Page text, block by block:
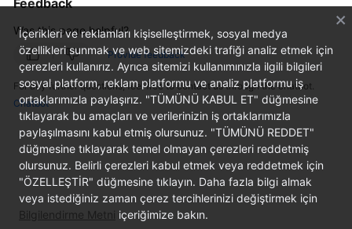
User
Guide
Best
Practices
Performance
White
Paper
Feedback
Was this page helpful?
Provide feedback
For any further questions, feel free to contact us through the chatbot.
Chatbot
İçerikleri ve reklamları kişiselleştirmek, sosyal medya
özellikleri sunmak ve web sitemizdeki trafiği analiz etmek için
çerezleri kullanırız. Ayrıca sitemizi kullanımınızla ilgili bilgileri
sosyal platform, reklam platformu ve analiz platformu iş
ortaklarımızla paylaşırız. "TÜMÜNÜ KABUL ET" düğmesine
tıklayarak bu amaçları ve verilerinizin iş ortaklarımızla
paylaşılmasını kabul etmiş olursunuz. "TÜMÜNÜ REDDET"
düğmesine tıklayarak temel olmayan çerezleri reddetmiş
olursunuz. Belirli çerezleri kabul etmek veya reddetmek için
"ÖZELLEŞTİR" düğmesine tıklayın. Daha fazla bilgi almak
veya istediğiniz zaman çerez tercihlerinizi değiştirmek için
Bilgilendirme Metni içeriğimize bakın.